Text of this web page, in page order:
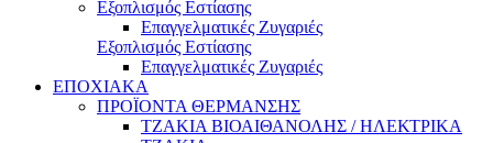
Εξοπλισμός Εστίασης
Επαγγελματικές Ζυγαριές
Εξοπλισμός Εστίασης
Επαγγελματικές Ζυγαριές
ΕΠΟΧΙΑΚΑ
ΠΡΟΪΟΝΤΑ ΘΕΡΜΑΝΣΗΣ
ΤΖΑΚΙΑ ΒΙΟΑΙΘΑΝΟΛΗΣ / ΗΛΕΚΤΡΙΚΑ